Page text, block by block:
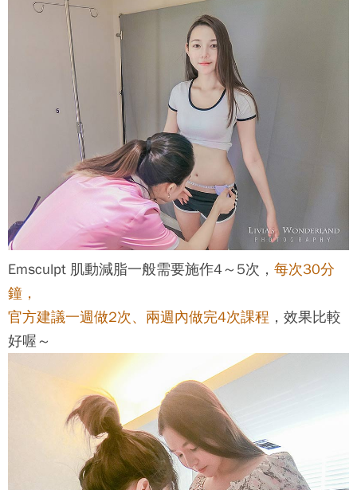
Emsculpt 肌動減脂一般需要施作4～5次， 每次30分
鐘，
官方建議一週做2次、兩週內做完4次課程 ，效果比較
好喔～